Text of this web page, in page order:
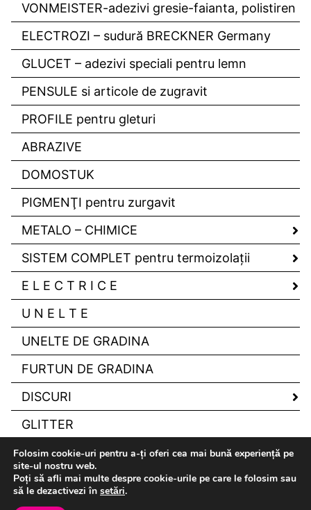
VONMEISTER-adezivi gresie-faianta, polistiren
ELECTROZI – sudură BRECKNER Germany
GLUCET – adezivi speciali pentru lemn
PENSULE si articole de zugravit
PROFILE pentru gleturi
ABRAZIVE
DOMOSTUK
PIGMENŢI pentru zurgavit
METALO – CHIMICE
SISTEM COMPLET pentru termoizolaţii
E L E C T R I C E
U N E L T E
UNELTE DE GRADINA
FURTUN DE GRADINA
DISCURI
GLITTER
Folosim cookie-uri pentru a-ți oferi cea mai bună experiență pe
site-ul nostru web.
Poți să afli mai multe despre cookie-urile pe care le folosim sau
să le dezactivezi în setări.